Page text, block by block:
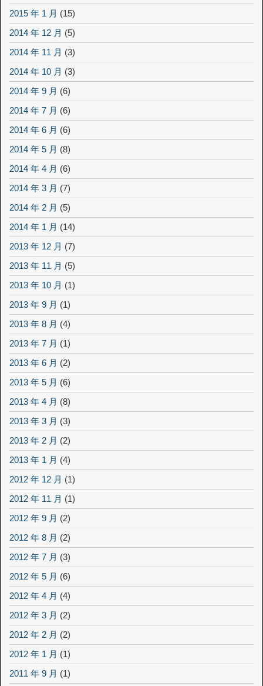
2015 年 1 月 (15)
2014 年 12 月 (5)
2014 年 11 月 (3)
2014 年 10 月 (3)
2014 年 9 月 (6)
2014 年 7 月 (6)
2014 年 6 月 (6)
2014 年 5 月 (8)
2014 年 4 月 (6)
2014 年 3 月 (7)
2014 年 2 月 (5)
2014 年 1 月 (14)
2013 年 12 月 (7)
2013 年 11 月 (5)
2013 年 10 月 (1)
2013 年 9 月 (1)
2013 年 8 月 (4)
2013 年 7 月 (1)
2013 年 6 月 (2)
2013 年 5 月 (6)
2013 年 4 月 (8)
2013 年 3 月 (3)
2013 年 2 月 (2)
2013 年 1 月 (4)
2012 年 12 月 (1)
2012 年 11 月 (1)
2012 年 9 月 (2)
2012 年 8 月 (2)
2012 年 7 月 (3)
2012 年 5 月 (6)
2012 年 4 月 (4)
2012 年 3 月 (2)
2012 年 2 月 (2)
2012 年 1 月 (1)
2011 年 9 月 (1)